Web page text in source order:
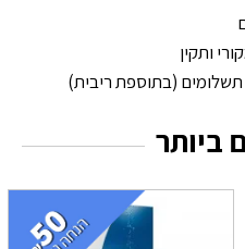
ותקין
ביותר